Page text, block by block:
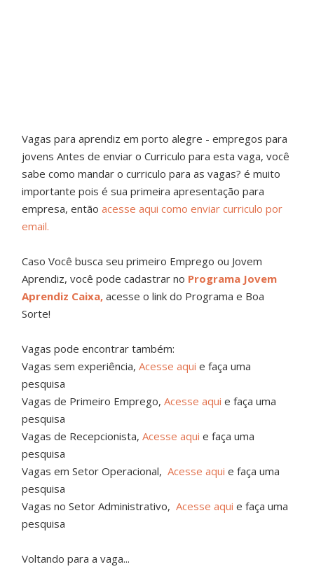
Vagas para aprendiz em porto alegre - empregos para
jovensAntes de enviar o Curriculo para esta vaga, você
sabe como mandar o curriculo para as vagas? é muito
importante pois é sua primeira apresentação para
empresa, entãoacesse aqui como enviar curriculo por
email.
Caso Você busca seu primeiro Emprego ou Jovem
Aprendiz, você pode cadastrar no Programa Jovem
Aprendiz Caixa, acesse o link do Programa e Boa
Sorte!
Vagas pode encontrar também:
Vagas sem experiência,Acesse aqui e faça uma
pesquisa
Vagas de Primeiro Emprego,Acesse aqui e faça uma
pesquisa
Vagas de Recepcionista,Acesse aqui e faça uma
pesquisa
Vagas em Setor Operacional,Acesse aqui e faça uma
pesquisa
Vagas no Setor Administrativo,Acesse aqui e faça uma
pesquisa
Voltando para a vaga...